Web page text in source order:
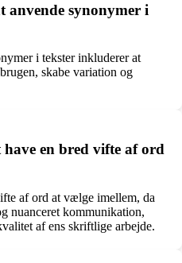
anvende synonymer i
i tekster inkluderer at
skabe variation og
en bred vifte af ord
af ord at vælge imellem, da
nuanceret kommunikation,
af ens skriftlige arbejde.